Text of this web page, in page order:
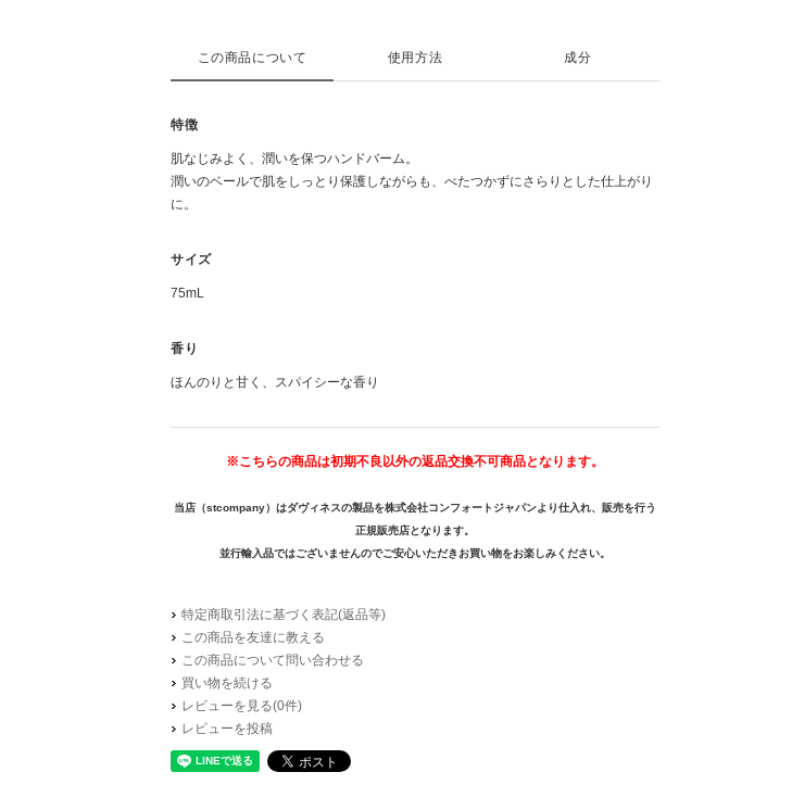
この商品について
特徴
肌なじみよく、潤いを保つハンドバーム。
潤いのベールで肌をしっとり保護しながらも、べたつかずにさらりとした仕上がり
に。
サイズ
75mL
香り
ほんのりと甘く、スパイシーな香り
使用方法 成分
※こちらの商品は初期不良以外の返品交換不可商品となります。
当店（stcompany）はダヴィネスの製品を株式会社コンフォートジャパンより仕入れ、販売を行う
正規販売店となります。
並行輸入品ではございませんのでご安心いただきお買い物をお楽しみください。
特定商取引法に基づく表記(返品等)
この商品を友達に教える
この商品について問い合わせる
買い物を続ける
レビューを見る(0件)
レビューを投稿